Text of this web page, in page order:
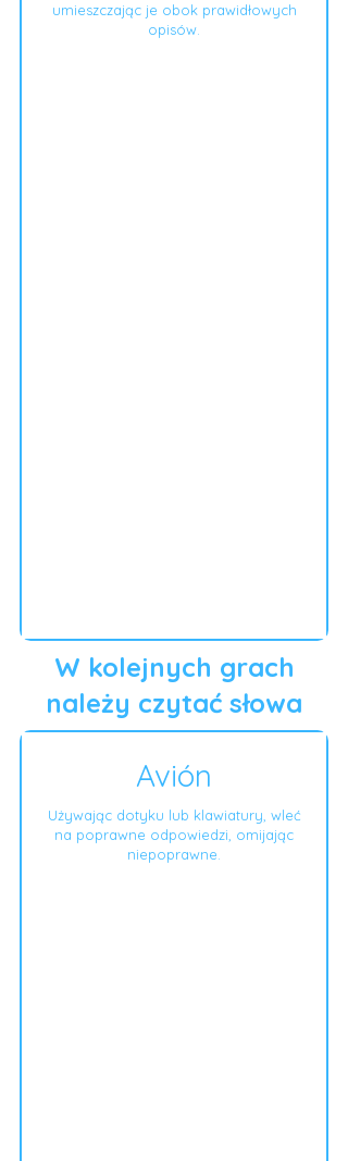
umieszczając je obok prawidłowych
opisów.
W kolejnych grach
należy czytać słowa
Avión
Używając dotyku lub klawiatury, wleć
na poprawne odpowiedzi, omijając
niepoprawne.